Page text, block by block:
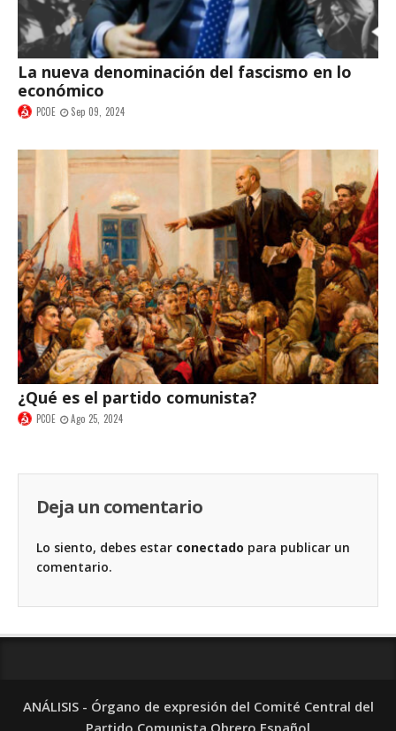
La nueva denominación del fascismo en lo
económico
PCOE Sep 09, 2024
¿Qué es el partido comunista?
PCOE Ago 25, 2024
Deja un comentario
Lo siento, debes estar conectado para publicar un
comentario.
ANÁLISIS - Órgano de expresión del Comité Central del